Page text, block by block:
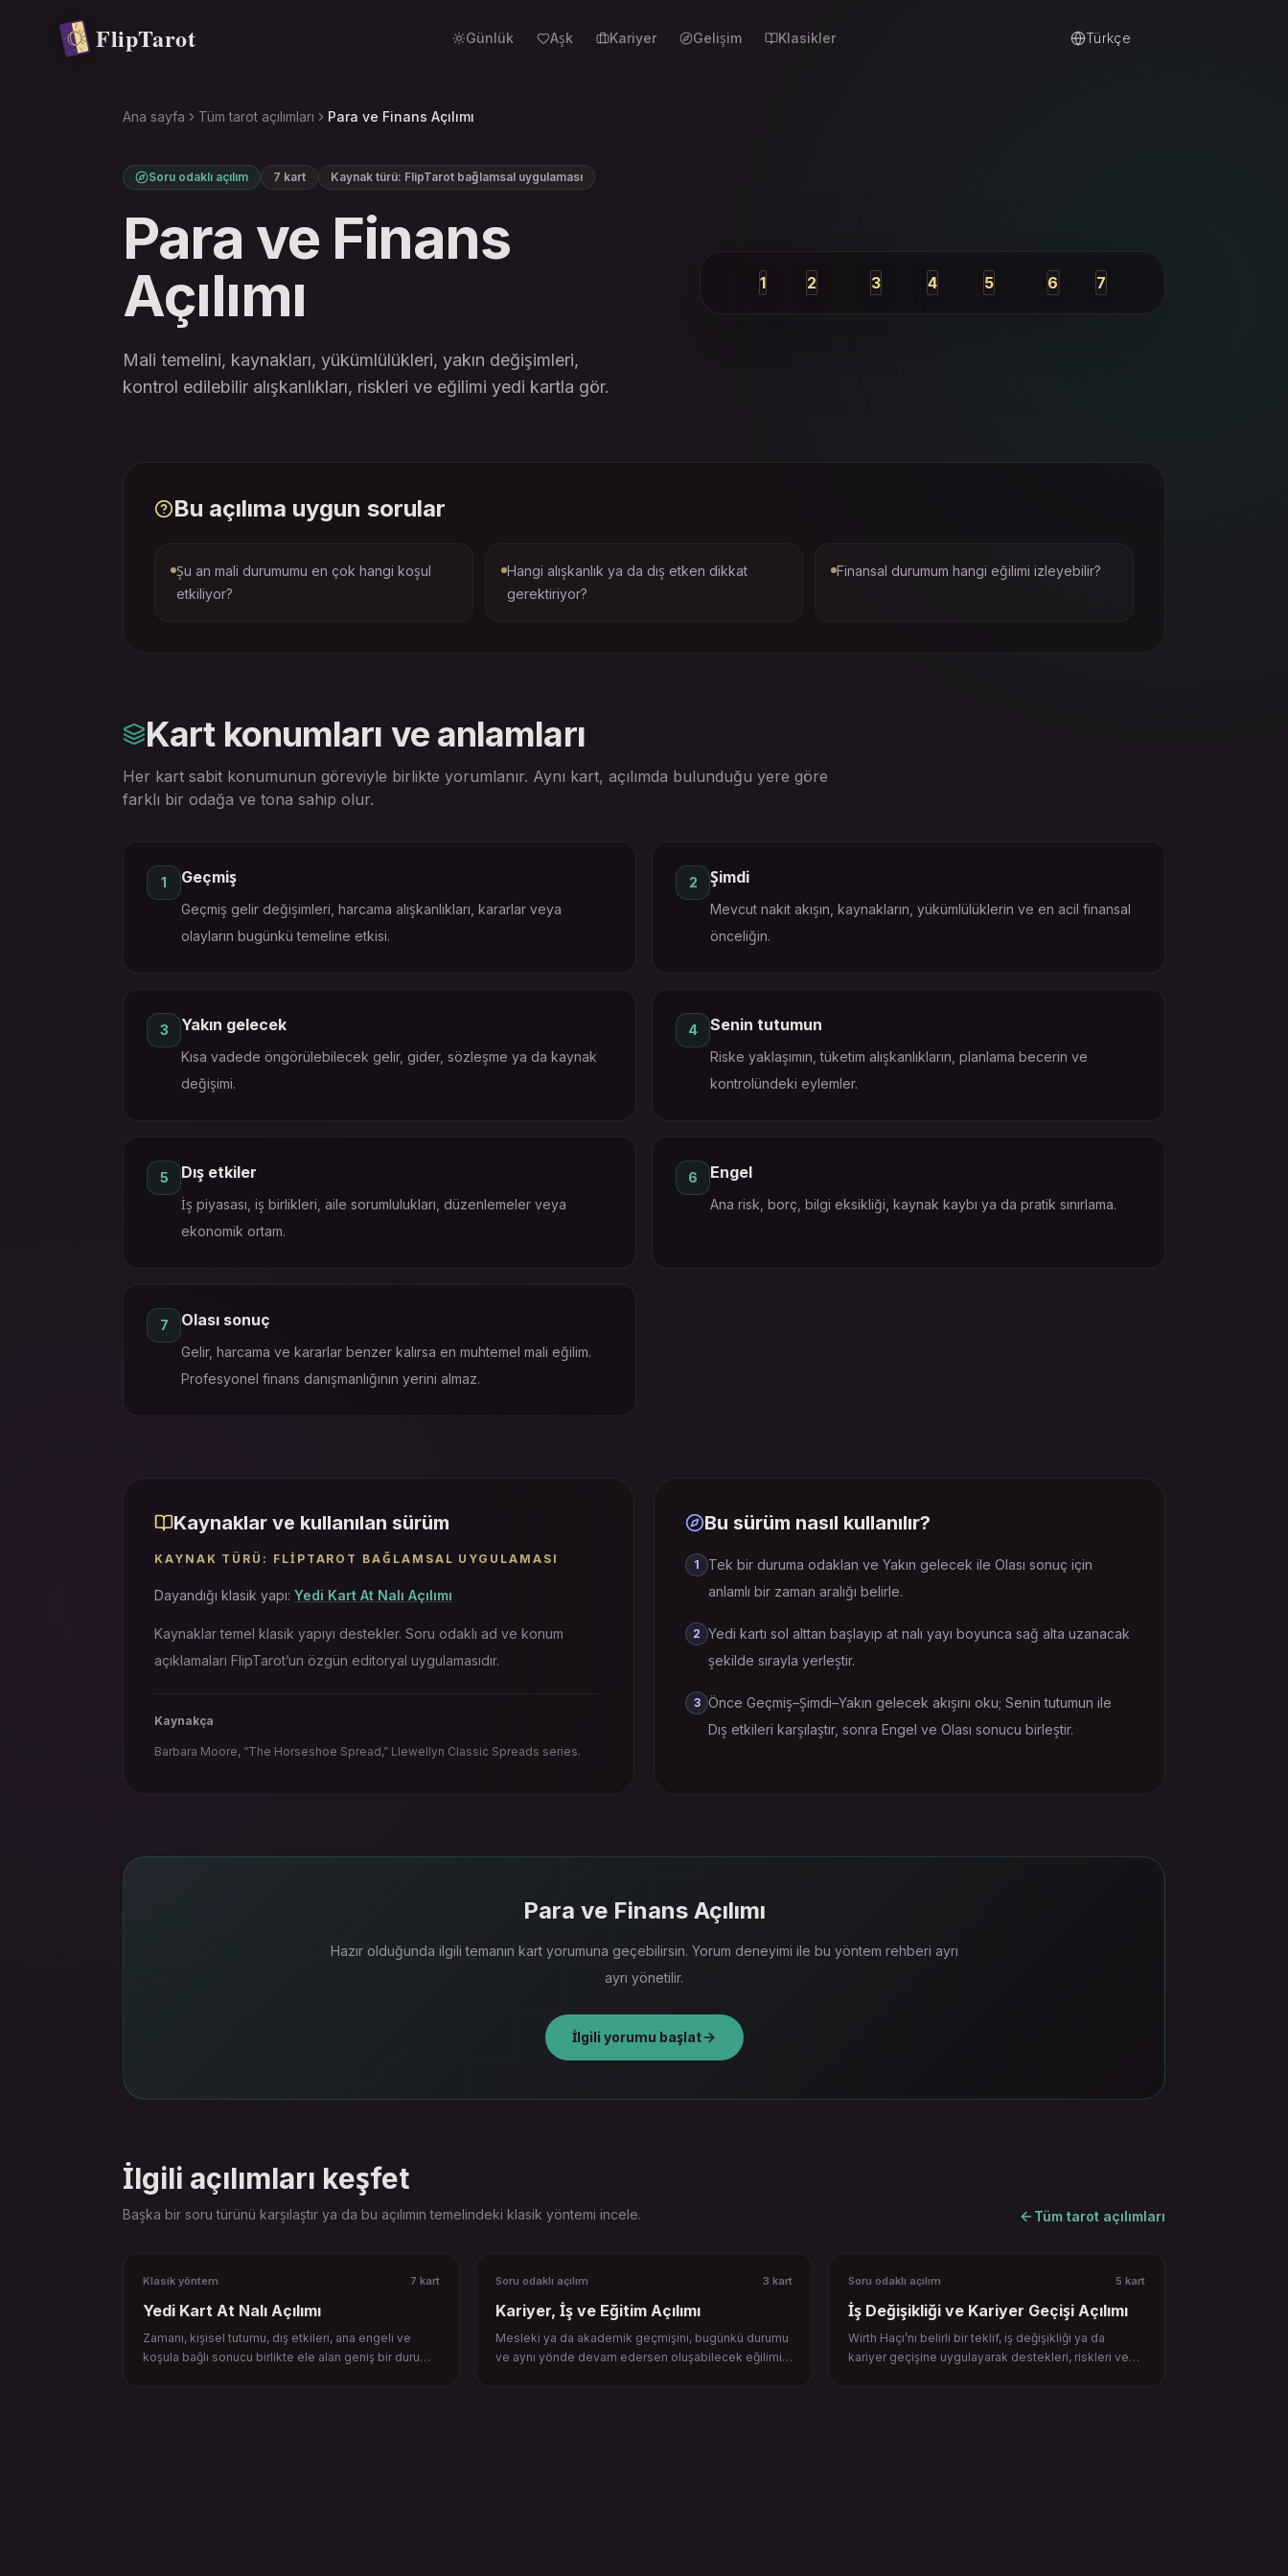
FlipTarot Günlük Aşk Kariyer Gelişim Klasikler Türkçe
Ana sayfa Tüm tarot açılımları Para ve Finans Açılımı
Soru odaklı açılım 7 kart Kaynak türü: FlipTarot bağlamsal uygulaması
Para ve Finans
Açılımı
Mali temelini, kaynakları, yükümlülükleri, yakın değişimleri,
kontrol edilebilir alışkanlıkları, riskleri ve eğilimi yedi kartla gör.
1
Geçmiş
2
Şimdi
3
Yakın gelecek
4
Senin tutumun
5
Dış etkiler
6
Engel
7
Olası sonuç
Bu açılıma uygun sorular
Şu an mali durumumu en çok hangi koşul
etkiliyor?
Hangi alışkanlık ya da dış etken dikkat
gerektiriyor?
Finansal durumum hangi eğilimi izleyebilir?
Kart konumları ve anlamları
Her kart sabit konumunun göreviyle birlikte yorumlanır. Aynı kart, açılımda bulunduğu yere göre
farklı bir odağa ve tona sahip olur.
1 Geçmiş
Geçmiş gelir değişimleri, harcama alışkanlıkları, kararlar veya
olayların bugünkü temeline etkisi.
2 Şimdi
Mevcut nakit akışın, kaynakların, yükümlülüklerin ve en acil finansal
önceliğin.
3 Yakın gelecek
Kısa vadede öngörülebilecek gelir, gider, sözleşme ya da kaynak
değişimi.
4 Senin tutumun
Riske yaklaşımın, tüketim alışkanlıkların, planlama becerin ve
kontrolündeki eylemler.
5 Dış etkiler
İş piyasası, iş birlikleri, aile sorumlulukları, düzenlemeler veya
ekonomik ortam.
6 Engel
Ana risk, borç, bilgi eksikliği, kaynak kaybı ya da pratik sınırlama.
7 Olası sonuç
Gelir, harcama ve kararlar benzer kalırsa en muhtemel mali eğilim.
Profesyonel finans danışmanlığının yerini almaz.
Kaynaklar ve kullanılan sürüm
KAYNAK TÜRÜ : FLIPTAROT BAĞLAMSAL UYGULAMASI
Dayandığı klasik yapı: Yedi Kart At Nalı Açılımı
Kaynaklar temel klasik yapıyı destekler. Soru odaklı ad ve konum
açıklamaları FlipTarot’un özgün editoryal uygulamasıdır.
Kaynakça
Barbara Moore, “The Horseshoe Spread,” Llewellyn Classic Spreads series.
Bu sürüm nasıl kullanılır?
1
Tek bir duruma odaklan ve Yakın gelecek ile Olası sonuç için
anlamlı bir zaman aralığı belirle.
2 Yedi kartı sol alttan başlayıp at nalı yayı boyunca sağ alta uzanacak
şekilde sırayla yerleştir.
3 Önce Geçmiş–Şimdi–Yakın gelecek akışını oku; Senin tutumun ile
Dış etkileri karşılaştır, sonra Engel ve Olası sonucu birleştir.
Para ve Finans Açılımı
Hazır olduğunda ilgili temanın kart yorumuna geçebilirsin. Yorum deneyimi ile bu yöntem rehberi ayrı
ayrı yönetilir.
İlgili yorumu başlat
İlgili açılımları keşfet
Başka bir soru türünü karşılaştır ya da bu açılımın temelindeki klasik yöntemi incele. Tüm tarot açılımları
Klasik yöntem 7 kart
Yedi Kart At Nalı Açılımı
Zamanı, kişisel tutumu, dış etkileri, ana engeli ve
koşula bağlı sonucu birlikte ele alan geniş bir durum
Soru odaklı açılım 3 kart
Kariyer, İş ve Eğitim Açılımı
Mesleki ya da akademik geçmişini, bugünkü durumu
ve aynı yönde devam edersen oluşabilecek eğilimi
Soru odaklı açılım 5 kart
İş Değişikliği ve Kariyer Geçişi Açılımı
Wirth Haçı’nı belirli bir teklif, iş değişikliği ya da
kariyer geçişine uygulayarak destekleri, riskleri ve